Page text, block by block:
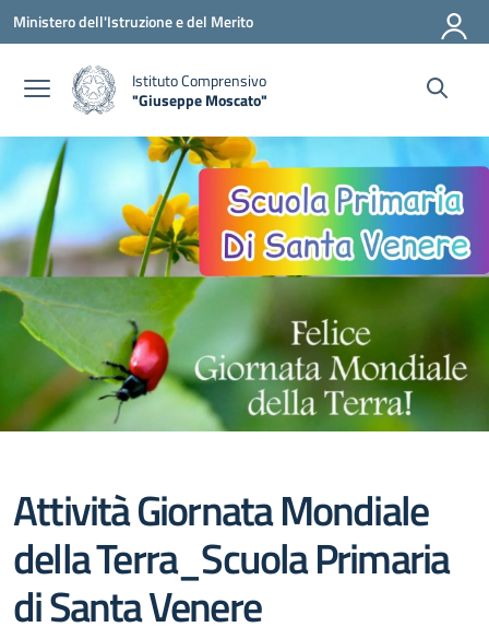
Vai ai contenuti
Vai al menu di navigazione
Vai al footer
Ministero dell'Istruzione e del Merito
Istituto Comprensivo
"Giuseppe Moscato"
Attività Giornata Mondiale
della Terra_Scuola Primaria
di Santa Venere